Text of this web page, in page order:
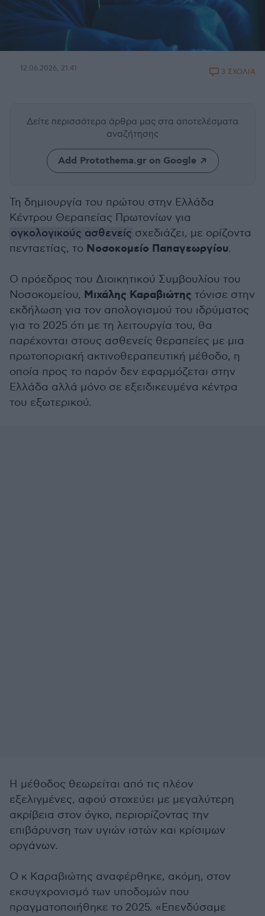
12.06.2026, 21:41 3 ΣΧΟΛΙΑ
Δείτε περισσότερα άρθρα μας στα αποτελέσματα
αναζήτησης
Add Protothema.gr on Google
Τη δημιουργία του πρώτου στην Ελλάδα
Κέντρου Θεραπείας Πρωτονίων για
ογκολογικούς ασθενείς σχεδιάζει, με ορίζοντα
πενταετίας, το Νοσοκομείο Παπαγεωργίου.
Ο πρόεδρος του Διοικητικού Συμβουλίου του
Νοσοκομείου, Μιχάλης Καραβιώτης τόνισε στην
εκδήλωση για τον απολογισμού του ιδρύματος
για το 2025 ότι με τη λειτουργία του, θα
παρέχονται στους ασθενείς θεραπείες με μια
πρωτοποριακή ακτινοθεραπευτική μέθοδο, η
οποία προς το παρόν δεν εφαρμόζεται στην
Ελλάδα αλλά μόνο σε εξειδικευμένα κέντρα
του εξωτερικού.
Η μέθοδος θεωρείται από τις πλέον
εξελιγμένες, αφού στοχεύει με μεγαλύτερη
ακρίβεια στον όγκο, περιορίζοντας την
επιβάρυνση των υγιών ιστών και κρίσιμων
οργάνων.
Ο κ Καραβιώτης αναφέρθηκε, ακόμη, στον
εκσυγχρονισμό των υποδομών που
πραγματοποιήθηκε το 2025. «Επενδύσαμε